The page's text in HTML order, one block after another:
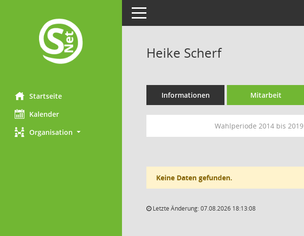
Startseite
Kalender
Organisation
Toggle navigation
Heike Scherf
Informationen Mitarbeit
Wahlperiode 2014 bis 2019
Keine Daten gefunden.
Letzte Änderung: 07.08.2026 18:13:08